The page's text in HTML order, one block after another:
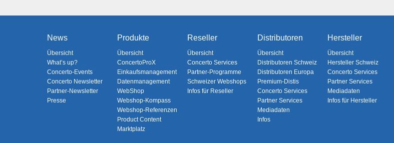
News
Übersicht
What’s up?
Concerto-Events
Concerto Newsletter
Partner-Newsletter
Presse
Produkte
Übersicht
ConcertoProX
Einkaufsmanagement
Datenmanagement
WebShop
Webshop-Kompass
Webshop-Referenzen
Product Content
Marktplatz
Reseller
Übersicht
Concerto Services
Partner-Programme
Schweizer Webshops
Infos für Reseller
Distributoren
Übersicht
Distributoren Schweiz
Distributoren Europa
Premium-Distis
Concerto Services
Partner Services
Mediadaten
Infos
Hersteller
Übersicht
Hersteller Schweiz
Concerto Services
Partner Services
Mediadaten
Infos für Hersteller